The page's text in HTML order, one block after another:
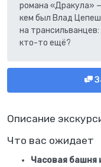
Описание
Что вас ожидает
Часовая башня
романа «Дракула»
кем был Влад
на
кто-то ещё?